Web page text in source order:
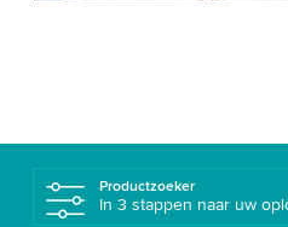
Productzoeker
In 3 stappen naar uw